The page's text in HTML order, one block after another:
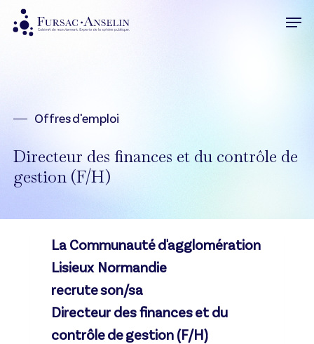
Skip
Offres d'emploi
Directeur des finances et du contrôle de
gestion (F/H)
La Communauté d'agglomération
Lisieux Normandie
recrute son/sa
Directeur des finances et du
contrôle de gestion (F/H)